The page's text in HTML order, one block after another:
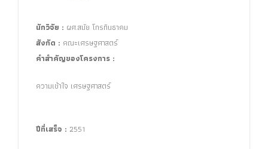
นักวิจัย : ผศ.สมัย โกรทินธาคม
สังกัด : คณะเศรษฐศาสตร์
คำสำคัญของโครงการ :
ความเข้าใจ เศรษฐศาสตร์
ปีที่เสร็จ : 2551